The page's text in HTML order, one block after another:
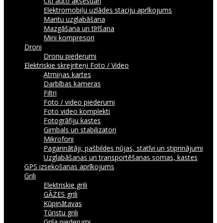
Elektromobiļu uzlādes staciju aprīkojums
Mantu uzglabāšana
Mazgāšana un tīrīšana
Mini kompresori
Droni
Dronu piederumi
Elektriskie skrejriteņi Foto / Video
Atmiņas kartes
Darbības kameras
Filtri
Foto / video piederumi
Foto video komplekti
Fotogrāfiju kastes
Gimbals un stabilizatori
Mikrofoni
Pagarinātāji, pašbildes nūjas, statīvi un stiprinājumi
Uzglabāšanas un transportēšanas somas, kastes
GPS izsekošanas aprīkojums
Grili
Elektriskie grili
GĀZES grili
Kūpinātavas
Tūristu grili